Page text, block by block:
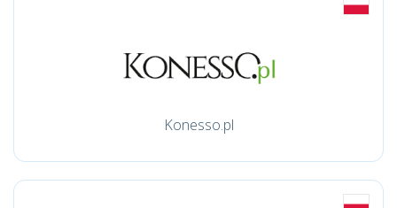
Konesso.pl